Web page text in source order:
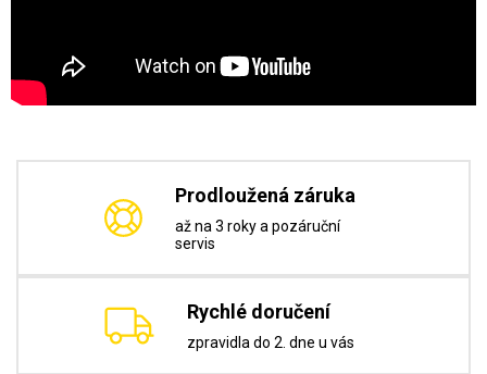
Prodloužená záruka
až na 3 roky a pozáruční
servis
Rychlé doručení
zpravidla do 2. dne u vás